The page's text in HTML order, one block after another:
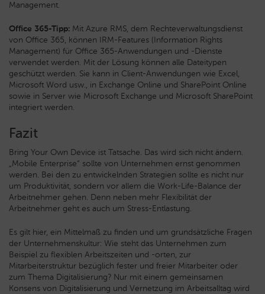
Management.
Office 365-Tipp: Mit Azure RMS, dem Rechteverwaltungsdienst
von Office 365, können IRM-Features (Information Rights
Management) für Office 365-Anwendungen und -Dienste
verwendet werden. Mit der Lösung können alle Dateitypen
geschützt werden. Sie kann in Client-Anwendungen wie Excel,
Microsoft Word usw., in Exchange Online und SharePoint Online
sowie in Server wie Microsoft Exchange und Microsoft SharePoint
integriert werden.
Fazit
Bring Your Own Device ist Tatsache. Das wird sich nicht ändern.
„Mobile Enterprise“ sollte von Unternehmen ernst genommen
werden. Bei den zu entwickelnden Strategien sollte es nicht nur
um Produktivität, sondern vor allem die Work-Life-Balance der
Arbeitnehmer gehen. Denn neben mehr Flexibilität der
Arbeitnehmer geht es auch um Stress-Entlastung.
Es gilt hier, ein Mittelmaß zu finden und um grundsätzliche Fragen
der Unternehmenskultur: Wie steht das Unternehmen zum
Beispiel zu flexiblen Arbeitszeiten und -orten, zur
Mitarbeiterstruktur bezüglich fester und freier Mitarbeiter oder
zum Thema Digitalisierung? Nur mit einem gemeinsamen
Konsens von Digitalisierung und Vernetzung im Arbeitsalltag wird